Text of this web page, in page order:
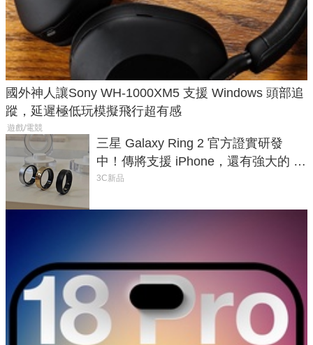
國外神人讓Sony WH-1000XM5 支援 Windows 頭部追
蹤，延遲極低玩模擬飛行超有感
遊戲/電競
三星 Galaxy Ring 2 官方證實研發
中！傳將支援 iPhone，還有強大的 AI
與智慧家電連動功能
3C新品